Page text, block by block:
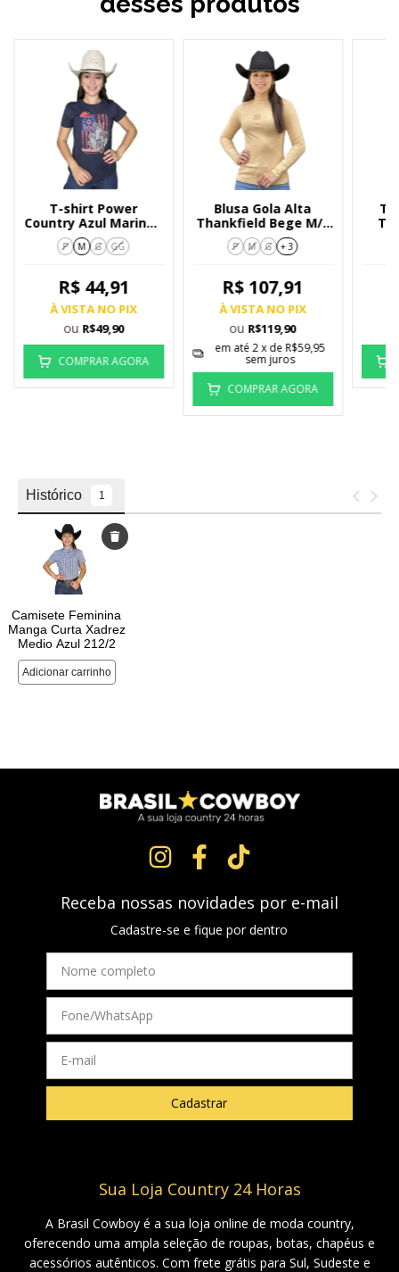
T-shirt Power
Country Azul Marinho
Cacto
P M G GG
R$ 44,91
À VISTA NO PIX
ou R$49,90
COMPRAR AGORA
Blusa Gola Alta
Thankfield Bege M/L
01173
P M G + 3
R$ 107,91
À VISTA NO PIX
ou R$119,90
em até2x de R$59,95
sem juros
COMPRAR AGORA
T-
Receba nossas novidades por e-mail
Cadastre-se e fique por dentro
Sua Loja Country 24 Horas
A Brasil Cowboy é a sua loja online de moda country,
oferecendo uma ampla seleção de roupas, botas, chapéus e
acessórios autênticos. Com frete grátis para Sul, Sudeste e